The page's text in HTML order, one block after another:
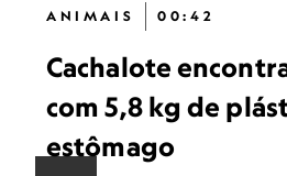
ANIMAIS 00:42
Cachalote
com 5,8 kg de
estômago